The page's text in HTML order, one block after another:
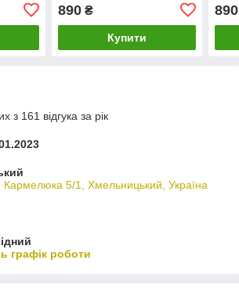
Івеко
Боксер
890₴
Купити
890
з 161 відгука за рік
Кармелюка 5/1, Хмельницький, Україна
графік роботи